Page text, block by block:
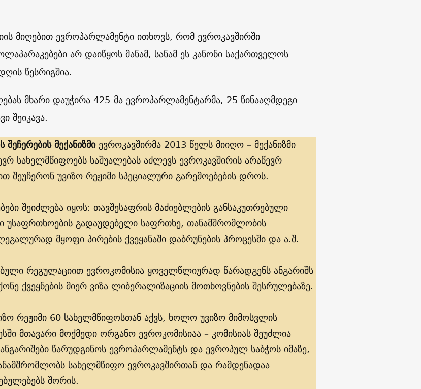
მიღებით ევროპარლამენტი ითხოვს, რომ ევროკავშირში
არ დაიწყოს მანამ, სანამ ეს კანონი საქართველოს
წესრიგშია.
მხარი დაუჭირა 425-მა ევროპარლამენტარმა, 25 წინააღმდეგი
შეიკავა.
მექანიზმიევროკავშირმა 2013 წელს მიიღო – მექანიზმი
სახელმწიფოებს საშუალებას აძლევს ევროკავშირის არაწევრ
შეუჩერონ უვიზო რეჟიმი სპეციალური გარემოებების დროს.
შეიძლება იყოს: თავშესაფრის მაძიებლების განსაკუთრებული
გადაუდებელი საფრთხე, თანამშრომლობის
მყოფი პირების ქვეყანაში დაბრუნების პროცესში და ა.შ.
რეგულაციით ევროკომისია ყოველწლიურად წარადგენს ანგარიშს
ქვეყნების მიერ ვიზა ლიბერალიზაციის მოთხოვნების შესრულებაზე.
რეჟიმი 60 სახელმწიფოსთან აქვს, ხოლო უვიზო მიმოსვლის
მთავარი მოქმედი ორგანო ევროკომისიაა – კომისიას შეუძლია
წარუდგინოს ევროპარლამენტს და ევროპულ საბჭოს იმაზე,
სახელმწიფო ევროკავშირთან და რამდენადაა
შორის.